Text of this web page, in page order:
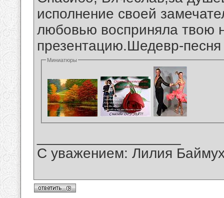
исполнение своей
любовью восприняла твою
презентацию.Шедевр-
Миниатюры
С уважением: Лилия